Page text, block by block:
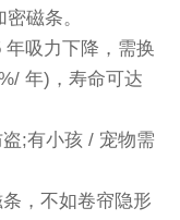
磁条。
吸力下降，需换
年)，寿命可达
;有小孩 / 宠物需
，不如卷帘隐形